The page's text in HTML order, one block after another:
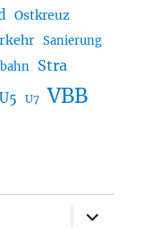
Ostkreuz
Sanierung
Stra
U5 U7 VBB